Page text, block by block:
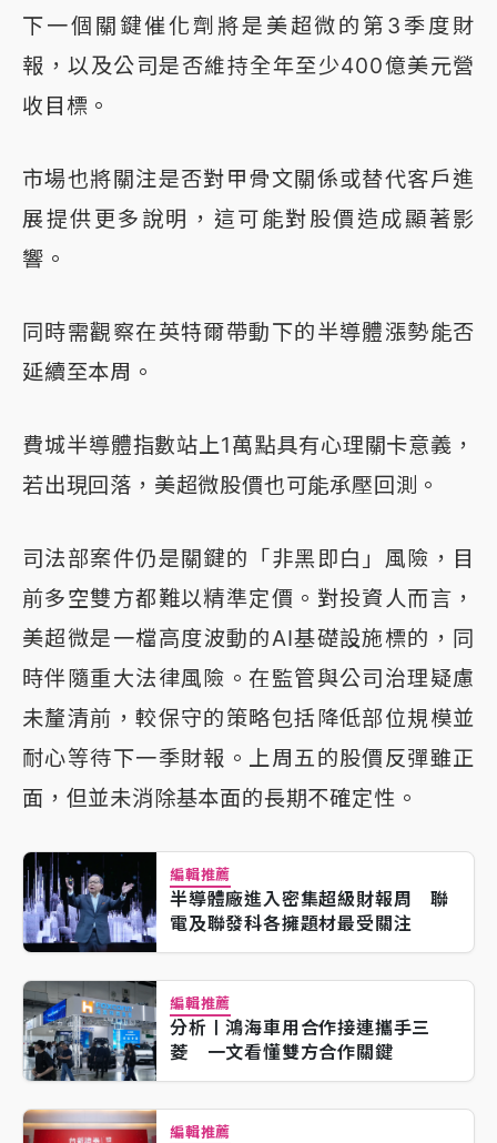
下一個關鍵催化劑將是美超微的第3季度財
報，以及公司是否維持全年至少400億美元營
收目標。
市場也將關注是否對甲骨文關係或替代客戶進
展提供更多說明，這可能對股價造成顯著影
響。
同時需觀察在英特爾帶動下的半導體漲勢能否
延續至本周。
費城半導體指數站上1萬點具有心理關卡意義，
若出現回落，美超微股價也可能承壓回測。
司法部案件仍是關鍵的「非黑即白」風險，目
前多空雙方都難以精準定價。對投資人而言，
美超微是一檔高度波動的AI基礎設施標的，同
時伴隨重大法律風險。在監管與公司治理疑慮
未釐清前，較保守的策略包括降低部位規模並
耐心等待下一季財報。上周五的股價反彈雖正
面，但並未消除基本面的長期不確定性。
編輯推薦
半導體廠進入密集超級財報周 聯
電及聯發科各擁題材最受關注
編輯推薦
分析〡鴻海車用合作接連攜手三
菱 一文看懂雙方合作關鍵
編輯推薦